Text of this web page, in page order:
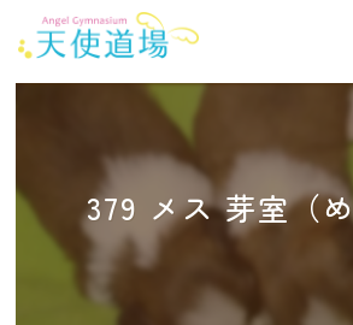
379 メス 芽室（